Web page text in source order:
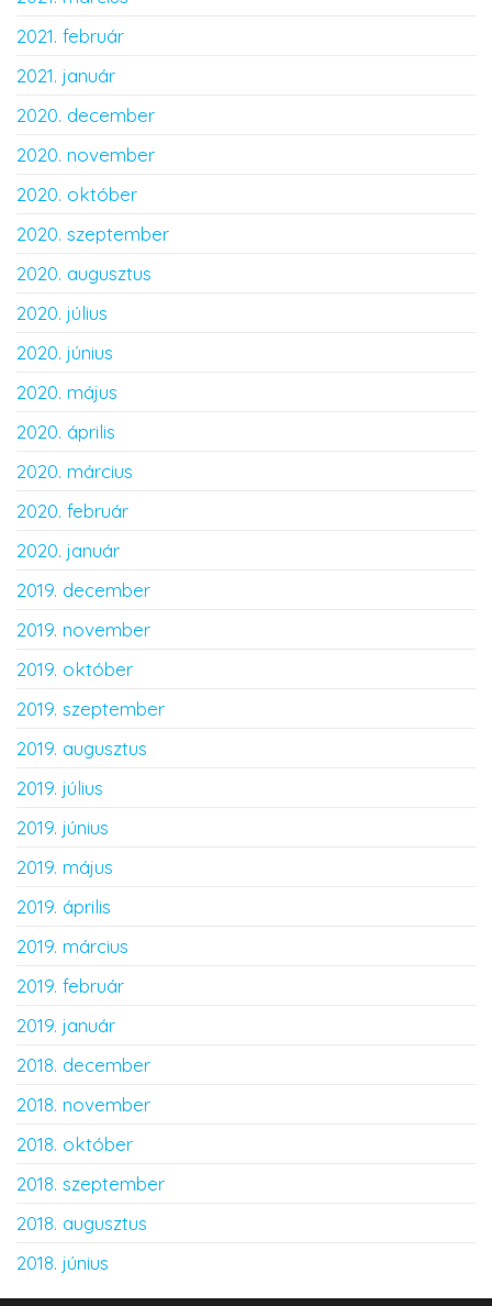
2021. február
2021. január
2020. december
2020. november
2020. október
2020. szeptember
2020. augusztus
2020. július
2020. június
2020. május
2020. április
2020. március
2020. február
2020. január
2019. december
2019. november
2019. október
2019. szeptember
2019. augusztus
2019. július
2019. június
2019. május
2019. április
2019. március
2019. február
2019. január
2018. december
2018. november
2018. október
2018. szeptember
2018. augusztus
2018. június